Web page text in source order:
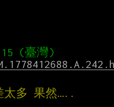
太多 果然…..